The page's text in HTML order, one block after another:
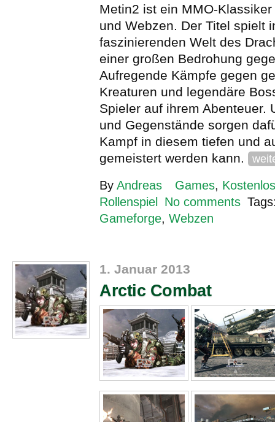
Metin2 ist ein MMO-
und Webzen. Der Titel spielt
faszinierenden Welt des
einer großen Bedrohung
Aufregende Kämpfe gegen
Kreaturen und legendäre
Spieler auf ihrem Abenteuer.
und Gegenstände sorgen
Kampf in diesem tiefen und
gemeistert werden kann.
By Andreas Games,
Rollenspiel
No comments
Gameforge, Webzen
1. Januar 2013
Arctic Combat